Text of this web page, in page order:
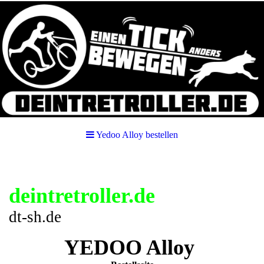
Yedoo Alloy bestellen
deintretroller.de
dt-sh.de
YEDOO Alloy